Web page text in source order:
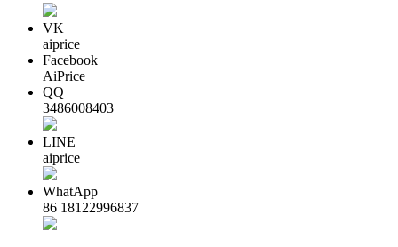
VK
aiprice
Facebook
AiPrice
QQ
3486008403
LINE
aiprice
WhatApp
86 18122996837